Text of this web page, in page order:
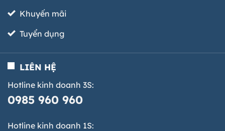
Khuyến mãi
Tuyển dụng
LIÊN HỆ
Hotline kinh doanh 3S:
0985 960 960
Hotline kinh doanh 1S: